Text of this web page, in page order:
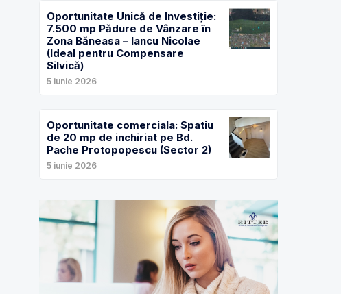
Oportunitate Unică de Investiție:
7.500 mp Pădure de Vânzare în
Zona Băneasa – Iancu Nicolae
(Ideal pentru Compensare
Silvică)
5 iunie 2026
Oportunitate comerciala: Spatiu
de 20 mp de inchiriat pe Bd.
Pache Protopopescu (Sector 2)
5 iunie 2026